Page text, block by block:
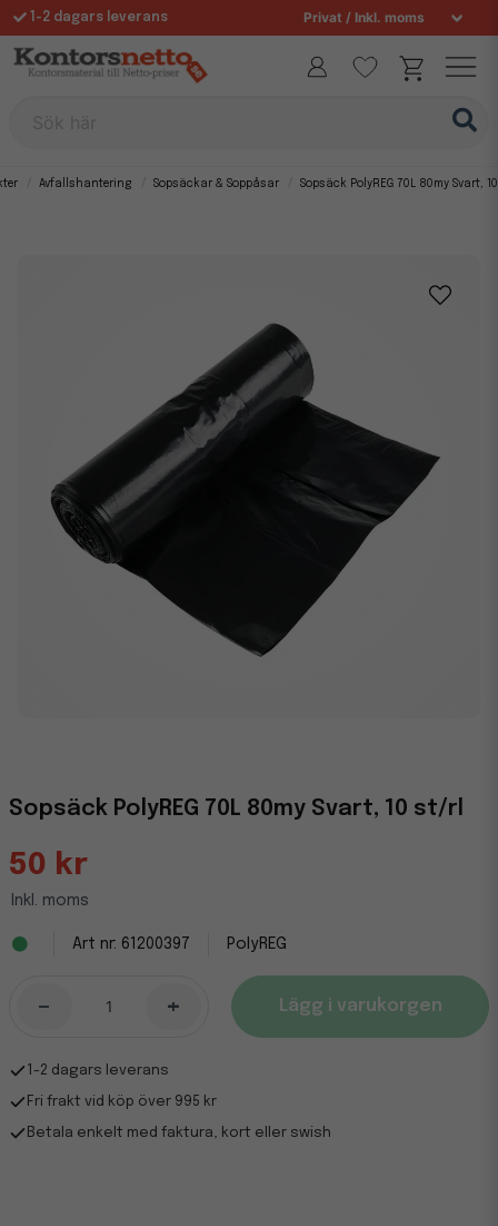
1-2 dagars leverans
Fri frakt över 995 kr
Avfallshantering Sopsäckar & Soppåsar Sopsäck PolyREG 70L 80my Svart,
Sopsäck PolyREG 70L 80my Svart, 10 st/rl
50 kr
Inkl. moms
61200397 PolyREG
- + Lägg i varukorgen
1-2 dagars leverans
Fri frakt vid köp över 995 kr
Betala enkelt med faktura, kort eller swish